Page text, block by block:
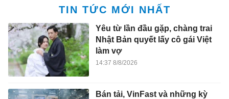
TIN TỨC MỚI NHẤT
Yêu từ lần đầu gặp, chàng trai
Nhật Bản quyết lấy cô gái Việt
làm vợ
14:37 8/8/2026
Bán tải, VinFast và những kỳ